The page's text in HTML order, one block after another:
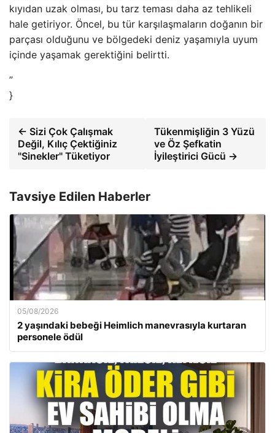
kıyıdan uzak olması, bu tarz teması daha az tehlikeli
hale getiriyor. Öncel, bu tür karşılaşmaların doğanın bir
parçası olduğunu ve bölgedeki deniz yaşamıyla uyum
içinde yaşamak gerektiğini belirtti.
”
}
← Sizi Çok Çalışmak
Değil, Kılıç Çektiğiniz
"Sinekler" Tüketiyor
Tükenmişliğin 3 Yüzü
ve Öz Şefkatin
İyileştirici Gücü →
Tavsiye Edilen Haberler
05/08/2026
2 yaşındaki bebeği Heimlich manevrasıyla kurtaran
personele ödül